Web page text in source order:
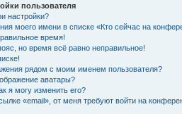
пользователя
настройки?
моего имени в списке «Кто сейчас на
время!
но время всё равно неправильное!
рядом с моим именем пользователя?
аватары?
я могу изменить его?
«email», от меня требуют войти на